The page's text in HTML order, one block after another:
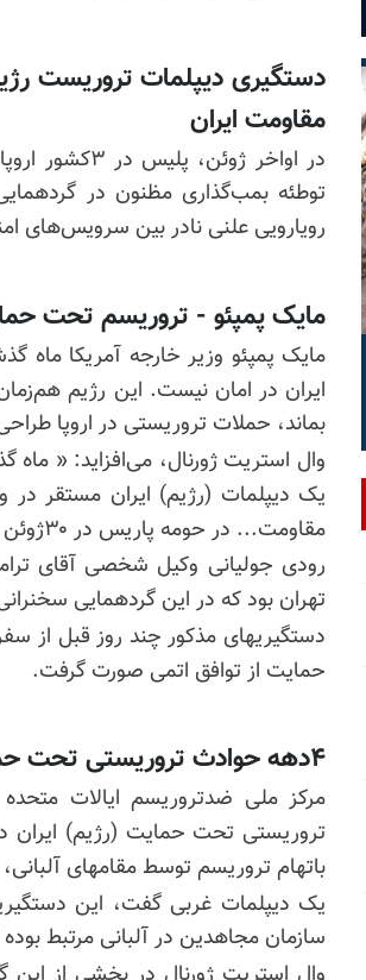
دستگیری دیپلمات تروریست
مقاومت ایران
توطئه بمب‌گذاری مظنون در
رویارویی علنی نادر بین سرویس‌های
مایک پمپئو - تروریسم تحت
مایک پمپئو وزیر خارجه آمریکا ماه
ایران در امان نیست. این رژیم
بماند، حملات تروریستی در اروپا
وال استریت ژورنال، می‌افزاید: «
یک دیپلمات (رژیم) ایران مستقر
مقاومت... در حومه پاریس در ۳۰ژوئن دستگیر کردند.
رودی جولیانی وکیل شخصی آقای
تهران بود که در این گردهمایی
دستگیریهای مذکور چند روز قبل از
حمایت از توافق اتمی صورت گرفت.
۴دهه حوادث تروریستی تحت حمایت (رژیم) ایران در اروپا
باتهام تروریسم توسط مقامهای
یک دیپلمات غربی گفت، این
سازمان مجاهدین در آلبانی مرتبط